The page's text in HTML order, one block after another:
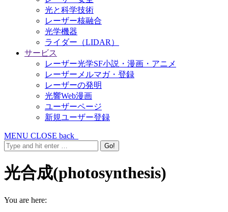
光と科学技術
レーザー核融合
光学機器
ライダー（LIDAR）
サービス
レーザー光学SF小説・漫画・アニメ
レーザーメルマガ・登録
レーザーの発明
光響Web漫画
ユーザーページ
新規ユーザー登録
MENU CLOSE back
光合成(photosynthesis)
You are here: